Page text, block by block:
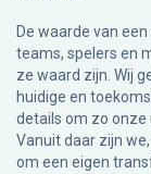
De waarde van
teams, spelers en
ze waard zijn. Wij
huidige en
details om zo onze
Vanuit daar zijn
om een eigen